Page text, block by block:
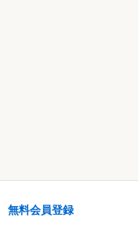
無料会員登録